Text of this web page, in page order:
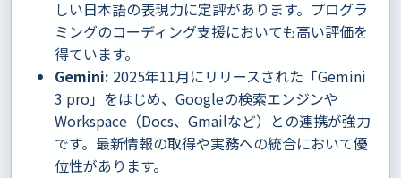
しい日本語の表現力に定評があります。プログラ
ミングのコーディング支援においても高い評価を
得ています。
Gemini: 2025年11月にリリースされた「Gemini
3 pro」をはじめ、Googleの検索エンジンや
Workspace（Docs、Gmailなど）との連携が強力
です。最新情報の取得や実務への統合において優
位性があります。